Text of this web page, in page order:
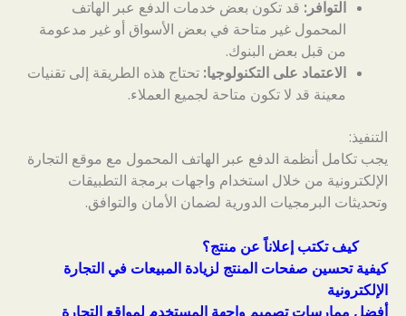
التوافر: قد تكون بعض خدمات الدفع عبر الهاتف
المحمول غير متاحة في بعض الأسواق أو غير مدعومة
من قبل بعض البنوك.
الاعتماد على التكنولوجيا: تحتاج هذه الطريقة إلى تقنيات
معينة قد لا تكون متاحة لجميع العملاء.
التنفيذ:
يجب تكامل أنظمة الدفع عبر الهاتف المحمول مع موقع التجارة
الإلكترونية من خلال استخدام واجهات برمجة التطبيقات
وتحديثات البرمجيات الدورية لضمان الأمان والتوافق.
كيف تكتب إعلاناً عن منتج؟
كيفية تحسين صفحات المنتج لزيادة المبيعات في التجارة
الإلكترونية
أفضل ممارسات تصميم واجهة المستخدم لمواقع التجارة